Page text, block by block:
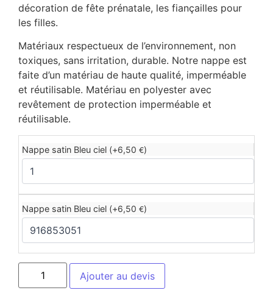
décoration de fête prénatale, les fiançailles pour
les filles.
Matériaux respectueux de l’environnement, non
toxiques, sans irritation, durable. Notre nappe est
faite d’un matériau de haute qualité, imperméable
et réutilisable. Matériau en polyester avec
revêtement de protection imperméable et
réutilisable.
Nappe satin Bleu ciel (+6,50 €)
Nappe satin Bleu ciel (+6,50 €)
Ajouter au devis